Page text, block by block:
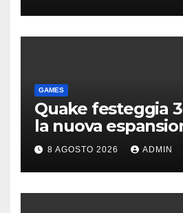
GAMES
Quake festeggia
la nuova
Dawn of The
8 AGOSTO 2026 ADMIN